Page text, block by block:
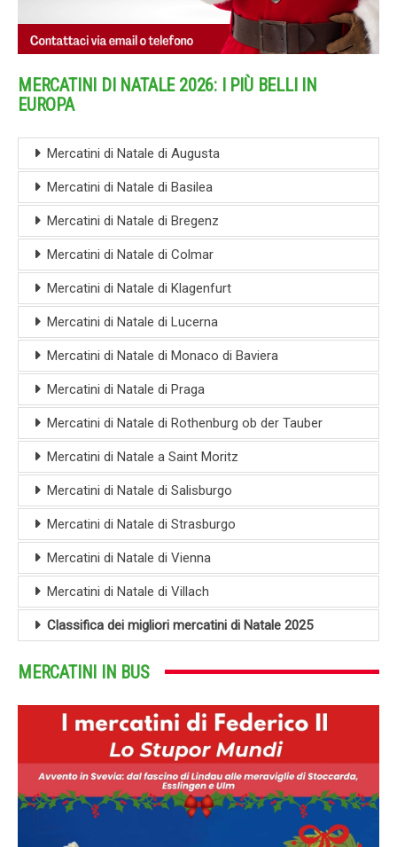
MERCATINI DI NATALE 2026: I PIÙ BELLI IN
EUROPA
Mercatini di Natale di Augusta
Mercatini di Natale di Basilea
Mercatini di Natale di Bregenz
Mercatini di Natale di Colmar
Mercatini di Natale di Klagenfurt
Mercatini di Natale di Lucerna
Mercatini di Natale di Monaco di Baviera
Mercatini di Natale di Praga
Mercatini di Natale di Rothenburg ob der Tauber
Mercatini di Natale a Saint Moritz
Mercatini di Natale di Salisburgo
Mercatini di Natale di Strasburgo
Mercatini di Natale di Vienna
Mercatini di Natale di Villach
Classifica dei migliori mercatini di Natale 2025
MERCATINI IN BUS